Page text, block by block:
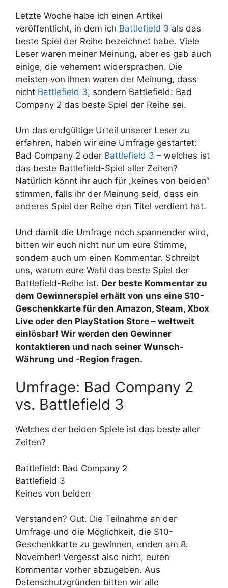
Letzte Woche habe ich einen Artikel
veröffentlicht, in dem ich Battlefield 3 als das
beste Spiel der Reihe bezeichnet habe. Viele
Leser waren meiner Meinung, aber es gab auch
einige, die vehement widersprachen. Die
meisten von ihnen waren der Meinung, dass
nicht Battlefield 3, sondern Battlefield: Bad
Company 2 das beste Spiel der Reihe sei.
Um das endgültige Urteil unserer Leser zu
erfahren, haben wir eine Umfrage gestartet:
Bad Company 2 oder Battlefield 3 – welches ist
das beste Battlefield-Spiel aller Zeiten?
Natürlich könnt ihr auch für „keines von beiden“
stimmen, falls ihr der Meinung seid, dass ein
anderes Spiel der Reihe den Titel verdient hat.
Und damit die Umfrage noch spannender wird,
bitten wir euch nicht nur um eure Stimme,
sondern auch um einen Kommentar. Schreibt
uns, warum eure Wahl das beste Spiel der
Battlefield-Reihe ist. Der beste Kommentar zu
dem Gewinnerspiel erhält von uns eine S10-
Geschenkkarte für den Amazon, Steam, Xbox
Live oder den PlayStation Store – weltweit
einlösbar! Wir werden den Gewinner
kontaktieren und nach seiner Wunsch-
Währung und -Region fragen.
Umfrage: Bad Company 2
vs. Battlefield 3
Welches der beiden Spiele ist das beste aller
Zeiten?
Battlefield: Bad Company 2
Battlefield 3
Keines von beiden
Verstanden? Gut. Die Teilnahme an der
Umfrage und die Möglichkeit, die S10-
Geschenkkarte zu gewinnen, enden am 8.
November! Vergesst also nicht, euren
Kommentar vorher abzugeben. Aus
Datenschutzgründen bitten wir alle